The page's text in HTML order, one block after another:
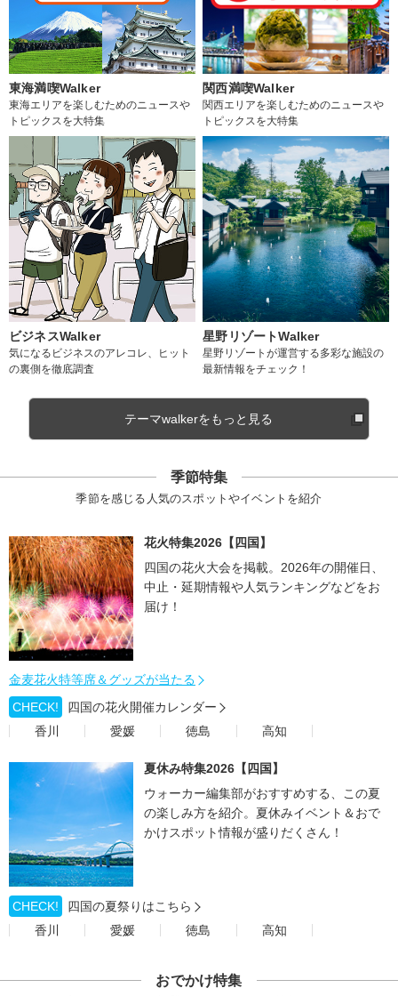
東海満喫Walker
東海エリアを楽しむためのニュースや
トピックスを大特集
関西満喫Walker
関西エリアを楽しむためのニュースや
トピックスを大特集
ビジネスWalker
気になるビジネスのアレコレ、ヒット
の裏側を徹底調査
星野リゾートWalker
星野リゾートが運営する多彩な施設の
最新情報をチェック！
テーマwalkerをもっと見る
季節特集
季節を感じる人気のスポットやイベントを紹介
花火特集2026【四国】
四国の花火大会を掲載。2026年の開催日、
中止・延期情報や人気ランキングなどをお
届け！
金麦花火特等席＆グッズが当たる
CHECK!
四国の花火開催カレンダー
香川
愛媛 徳島 高知
夏休み特集2026【四国】
ウォーカー編集部がおすすめする、この夏
の楽しみ方を紹介。夏休みイベント＆おで
かけスポット情報が盛りだくさん！
CHECK!
四国の夏祭りはこちら
香川
愛媛 徳島 高知
おでかけ特集